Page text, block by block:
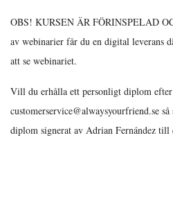
OBS! KURSEN ÄR FÖRINSPELAD
av webinarier får du en digital leverans
att se webinariet.
Vill du erhålla ett personligt diplom
customerservice@alwaysyourfriend.se
diplom signerat av Adrian Fernández till